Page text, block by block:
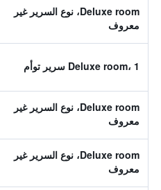
Deluxe room، نوع السرير غير
معروف
Deluxe room، 1 سرير توأم
Deluxe room، نوع السرير غير
معروف
Deluxe room، نوع السرير غير
معروف